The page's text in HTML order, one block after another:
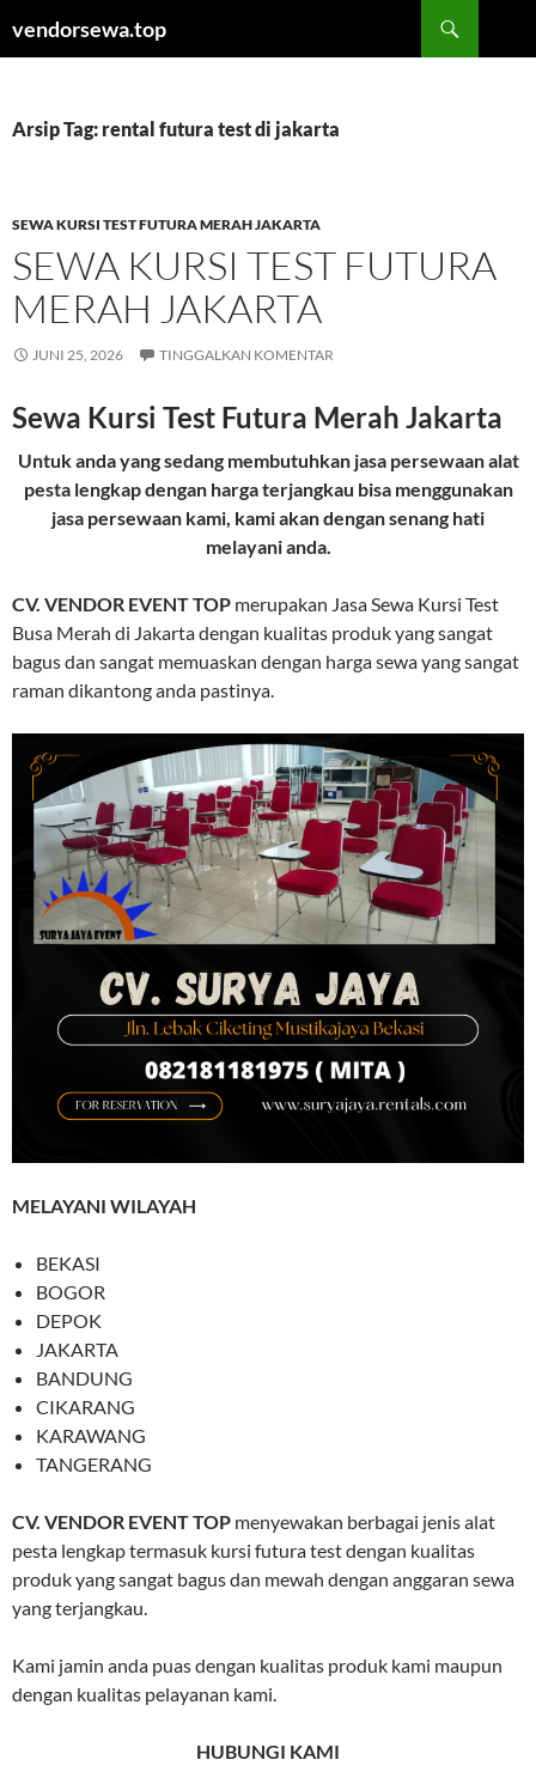
kevendorsewa.top
Arsip Tag: rental futura test di jakarta
SEWA KURSI TEST FUTURA MERAH JAKARTA
SEWA KURSI TEST FUTURA
MERAH JAKARTA
JUNI 25, 2026 TINGGALKAN KOMENTAR
Sewa Kursi Test Futura Merah Jakarta
Untuk anda yang sedang membutuhkan jasa persewaan alat
pesta lengkap dengan harga terjangkau bisa menggunakan
jasa persewaan kami, kami akan dengan senang hati
melayani anda.
CV. VENDOR EVENT TOP merupakan Jasa Sewa Kursi Test
Busa Merah di Jakarta dengan kualitas produk yang sangat
bagus dan sangat memuaskan dengan harga sewa yang sangat
raman dikantong anda pastinya.
MELAYANI WILAYAH
BEKASI
BOGOR
DEPOK
JAKARTA
BANDUNG
CIKARANG
KARAWANG
TANGERANG
CV. VENDOR EVENT TOP menyewakan berbagai jenis alat
pesta lengkap termasuk kursi futura test dengan kualitas
produk yang sangat bagus dan mewah dengan anggaran sewa
yang terjangkau.
Kami jamin anda puas dengan kualitas produk kami maupun
dengan kualitas pelayanan kami.
HUBUNGI KAMI